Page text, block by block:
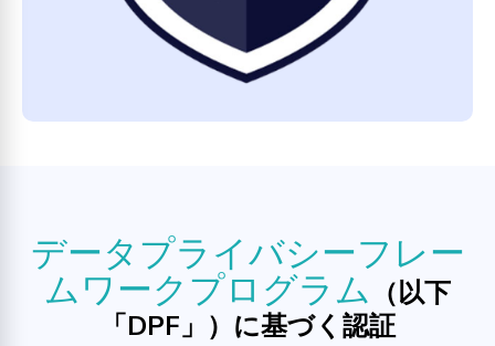
データプライバシーフレー
ムワークプログラム （以下
「DPF」）に基づく認証